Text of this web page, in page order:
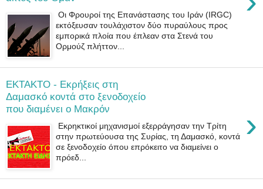
Οι Φρουροί της Επανάστασης του Ιράν (IRGC)
εκτόξευσαν τουλάχιστον δύο πυραύλους προς
εμπορικά πλοία που έπλεαν στα Στενά του
Ορμούζ πλήττον...
EKTAKTO - Εκρήξεις στη
Δαμασκό κοντά στο ξενοδοχείο
που διαμένει ο Μακρόν
›
Εκρηκτικοί μηχανισμοί εξερράγησαν την Τρίτη
στην πρωτεύουσα της Συρίας, τη Δαμασκό, κοντά
σε ξενοδοχείο όπου επρόκειτο να διαμείνει ο
πρόεδ...